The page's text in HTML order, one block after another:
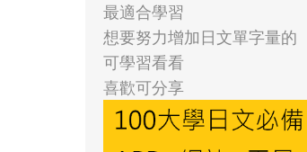
最適合學習
想要努力增加日文單字量的
可學習看看
喜歡可分享